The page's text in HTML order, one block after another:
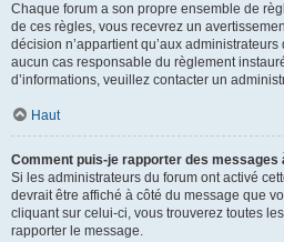
Chaque forum a son propre ensemble de
de ces règles, vous recevrez un
décision n’appartient qu’aux
aucun cas responsable du règlement
d’informations, veuillez contacter un
Haut
Comment puis-je rapporter des messages
Si les administrateurs du forum ont activé
devrait être affiché à côté du message que
cliquant sur celui-ci, vous trouverez toutes
rapporter le message.